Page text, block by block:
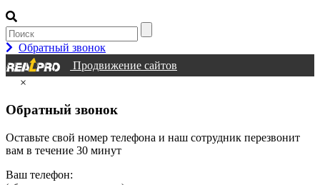
Обратный звонок
Продвижение сайтов
×
Обратный звонок
Оставьте свой номер телефона и наш сотрудник перезвонит
вам в течение 30 минут
Ваш телефон: